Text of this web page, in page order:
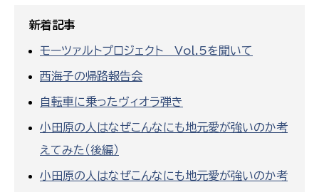
新着記事
モーツァルトプロジェクト Vol.5を聞いて
西海子の帰路報告会
自転車に乗ったヴィオラ弾き
小田原の人はなぜこんなにも地元愛が強いのか考
えてみた（後編）
小田原の人はなぜこんなにも地元愛が強いのか考